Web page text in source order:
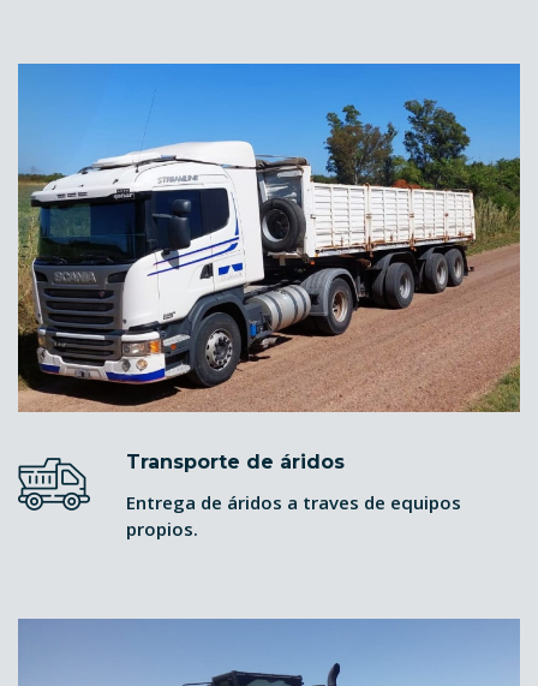
Transporte de áridos
Entrega de áridos a traves de equipos
propios.